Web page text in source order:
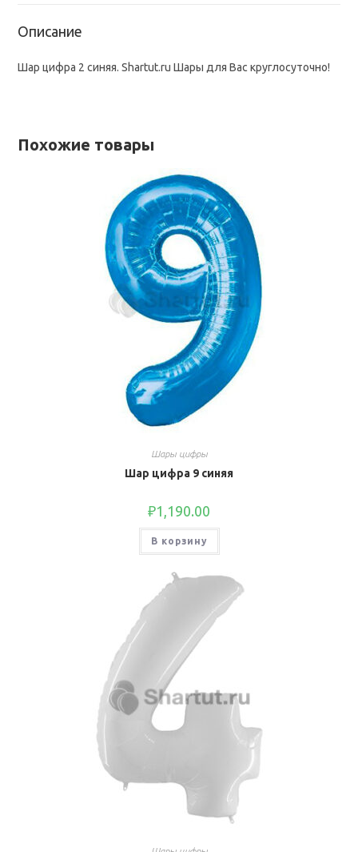
Описание
Шар цифра 2 синяя. Shartut.ru Шары для Вас круглосуточно!
Похожие товары
Шары цифры
Шар цифра 9 синяя
₽1,190.00
В корзину